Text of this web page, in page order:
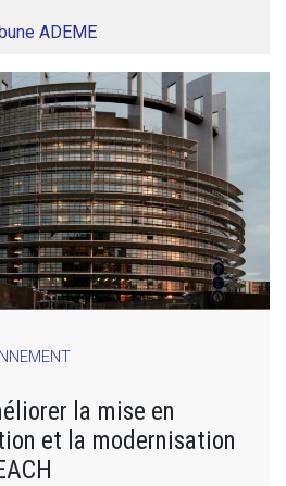
ADEME
la mise en
et la modernisation